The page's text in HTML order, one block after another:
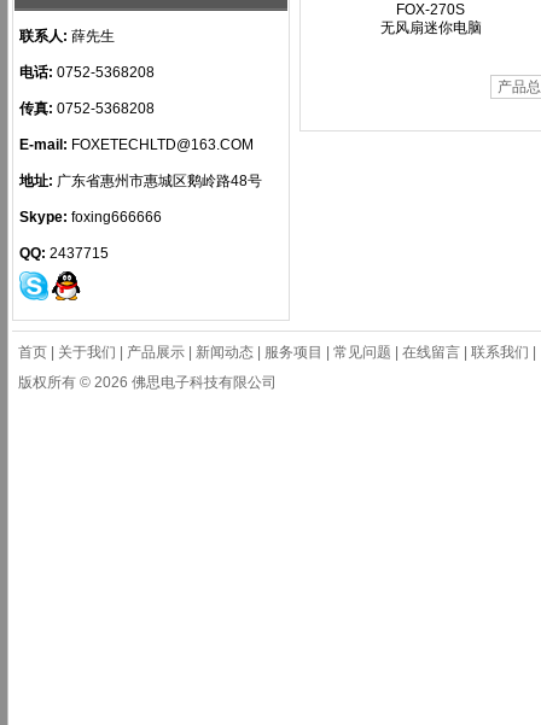
联系人: 薛先生
电话: 0752-5368208
传真: 0752-5368208
E-mail: FOXETECHLTD@163.COM
地址: 广东省惠州市惠城区鹅岭路48号
Skype: foxing666666
QQ: 2437715
FOX-270S
无风扇迷你电脑
产品
首页 关于我们 产品展示 新闻动态 服务项目 常见问题 在线留言 联系我们
版权所有 © 2026 佛思电子科技有限公司